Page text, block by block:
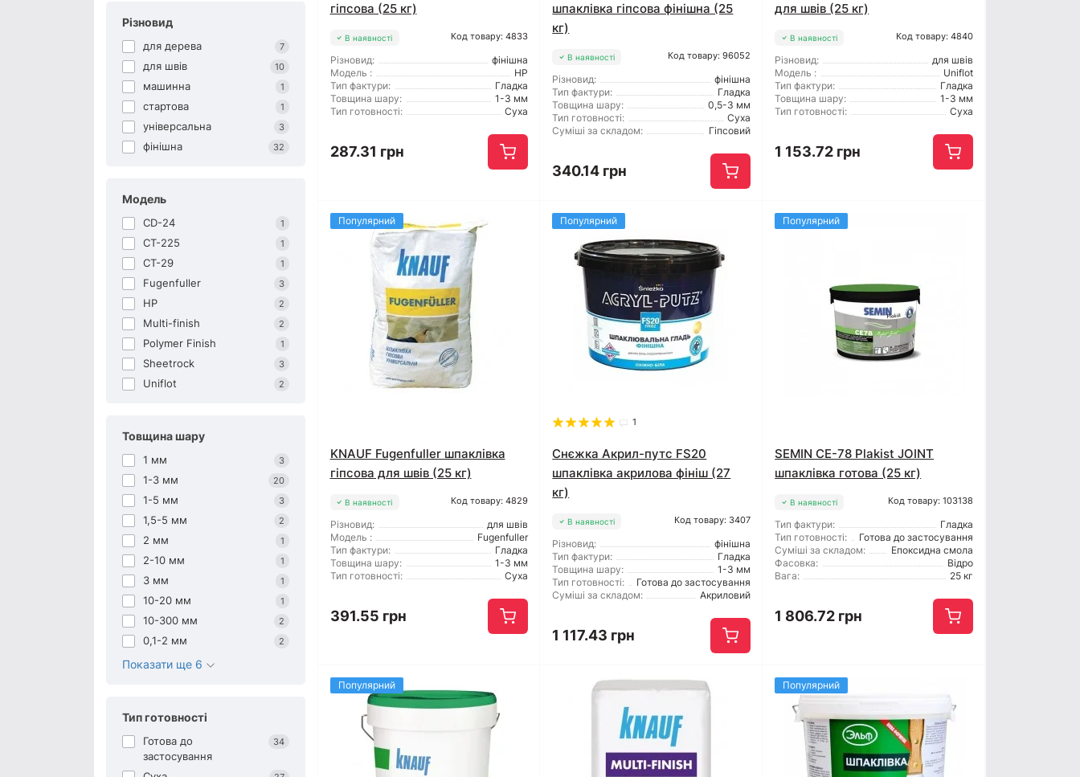
Різновид
для дерева 7
для швів 10
машинна 1
стартова 1
універсальна 3
фінішна 32
Модель
CD-24 1
CT-225 1
CT-29 1
Fugenfuller 3
HP 2
Multi-finish 2
Polymer Finish 1
Sheetrock 3
Uniflot 2
Товщина шару
1 мм 3
1-3 мм 20
1-5 мм 3
1,5-5 мм 2
2 мм 1
2-10 мм 1
3 мм 1
10-20 мм 1
10-300 мм 2
0,1-2 мм 2
Показати ще 6
Тип готовності
Готова до
застосування
34
гіпсова (25 кг)
В наявності Код товару: 4833
Різновид:
фінішна
Модель :
HP
Тип фактури:
Гладка
Товщина шару:
1-3 мм
Тип готовності:
Суха
287.31 грн
шпаклівка гіпсова фінішна (25
кг)
В наявності Код товару: 96052
Різновид:
фінішна
Тип фактури:
Гладка
Товщина шару:
0,5-3 мм
Тип готовності:
Суха
Суміші за складом:
Гіпсовий
340.14 грн
для швів (25 кг)
В наявності Код товару: 4840
Різновид:
для швів
Модель :
Uniflot
Тип фактури:
Гладка
Товщина шару:
1-3 мм
Тип готовності:
Суха
1 153.72 грн
Популярний
KNAUF Fugenfuller шпаклівка
гіпсова для швів (25 кг)
В наявності Код товару: 4829
Різновид:
для швів
Модель :
Fugenfuller
Тип фактури:
Гладка
Товщина шару:
1-3 мм
Тип готовності:
Суха
391.55 грн
Популярний
1
Снєжка Акрил-путс FS20
шпаклівка акрилова фініш (27
кг)
В наявності Код товару: 3407
Різновид:
фінішна
Тип фактури:
Гладка
Товщина шару:
1-3 мм
Тип готовності:
Готова до застосування
Суміші за складом:
Акриловий
1 117.43 грн
Популярний
SEMIN СЕ-78 Plakist JOINT
шпаклівка готова (25 кг)
В наявності Код товару: 103138
Тип фактури:
Гладка
Тип готовності:
Готова до застосування
Суміші за складом:
Епоксидна смола
Фасовка:
Відро
Вага:
25 кг
1 806.72 грн
Популярний Популярний